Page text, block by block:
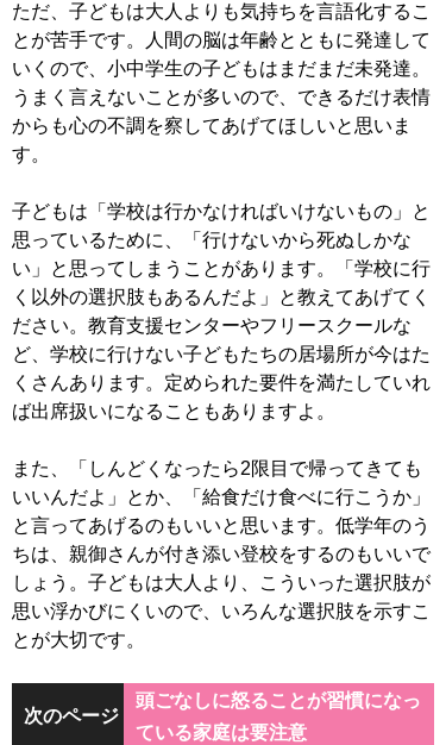
ただ、子どもは大人よりも気持ちを言語化するこ
とが苦手です。人間の脳は年齢とともに発達して
いくので、小中学生の子どもはまだまだ未発達。
うまく言えないことが多いので、できるだけ表情
からも心の不調を察してあげてほしいと思いま
す。
子どもは「学校は行かなければいけないもの」と
思っているために、「行けないから死ぬしかな
い」と思ってしまうことがあります。「学校に行
く以外の選択肢もあるんだよ」と教えてあげてく
ださい。教育支援センターやフリースクールな
ど、学校に行けない子どもたちの居場所が今はた
くさんあります。定められた要件を満たしていれ
ば出席扱いになることもありますよ。
また、「しんどくなったら2限目で帰ってきても
いいんだよ」とか、「給食だけ食べに行こうか」
と言ってあげるのもいいと思います。低学年のう
ちは、親御さんが付き添い登校をするのもいいで
しょう。子どもは大人より、こういった選択肢が
思い浮かびにくいので、いろんな選択肢を示すこ
とが大切です。
次のページ
頭ごなしに怒ることが習慣になっ
ている家庭は要注意